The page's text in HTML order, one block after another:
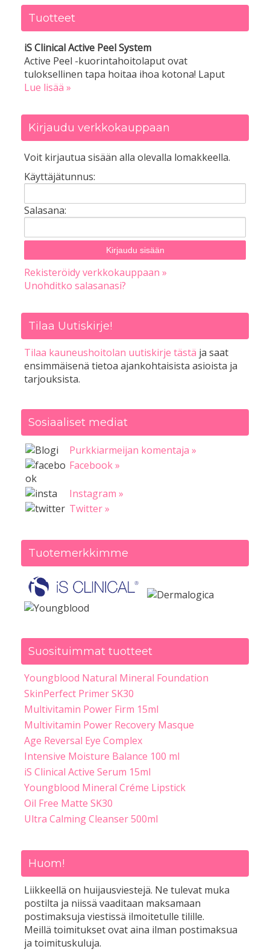
Tuotteet
iS Clinical Active Peel System
Active Peel -kuorintahoitolaput ovat
tuloksellinen tapa hoitaa ihoa kotona! Laput
Lue lisää »
Kirjaudu verkkokauppaan
Voit kirjautua sisään alla olevalla lomakkeella.
Käyttäjätunnus:
Salasana:
Rekisteröidy verkkokauppaan »
Unohditko salasanasi?
Tilaa Uutiskirje!
Tilaa kauneushoitolan uutiskirje tästä ja saat
ensimmäisenä tietoa ajankohtaisista asioista ja
tarjouksista.
Sosiaaliset mediat
Purkkiarmeijan komentaja »
Facebook »
Instagram »
Twitter »
Tuotemerkkimme
Suosituimmat tuotteet
Youngblood Natural Mineral Foundation
SkinPerfect Primer SK30
Multivitamin Power Firm 15ml
Multivitamin Power Recovery Masque
Age Reversal Eye Complex
Intensive Moisture Balance 100 ml
iS Clinical Active Serum 15ml
Youngblood Mineral Créme Lipstick
Oil Free Matte SK30
Ultra Calming Cleanser 500ml
Huom!
Liikkeellä on huijausviestejä. Ne tulevat muka
postilta ja niissä vaaditaan maksamaan
postimaksuja viestissä ilmoitetulle tilille.
Meillä toimitukset ovat aina ilman postimaksua
ja toimituskuluja.